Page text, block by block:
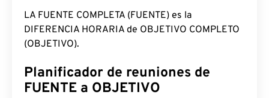
LA FUENTE COMPLETA (FUENTE) es la
DIFERENCIA HORARIA de OBJETIVO COMPLETO
(OBJETIVO).
Planificador de reuniones de
FUENTE a OBJETIVO